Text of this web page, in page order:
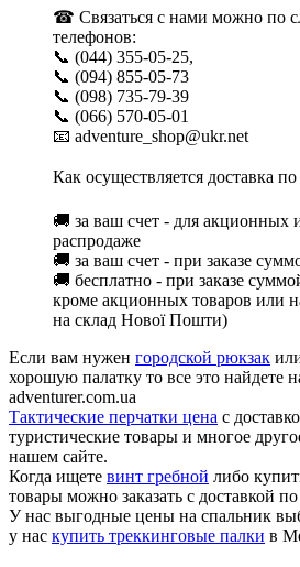
☎ Связаться с нами можно по
телефонов:
📞 (044) 355-05-25,
📞 (094) 855-05-73
📞 (098) 735-
📞 (066) 570-05-01
📧 adventure_shop@ukr.net
Как осуществляется доставка
🚚 за ваш счет - для акционных
распродаже
🚚 за ваш счет - при заказе
🚚 бесплатно - при заказе
кроме акционных товаров или
на склад Нової Пошти)
Если вам нужен городской рюкзак
хорошую палатку то все это найдете
adventurer.com.ua
Тактические перчатки цена с
туристические товары и многое
нашем сайте.
Когда ищете винт гребной либо
товары можно заказать с доставкой
У нас выгодные цены на спальник
у нас купить треккинговые палки в